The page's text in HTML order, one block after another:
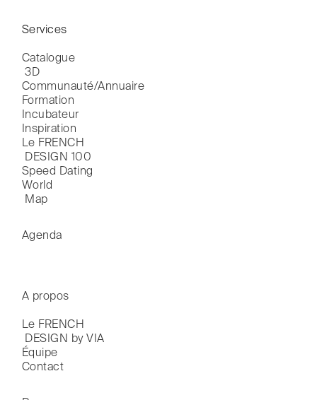
Services
Catalogue
3D
Communauté/Annuaire
Formation
Incubateur
Inspiration
Le FRENCH
DESIGN 100
Speed Dating
World
Map
Agenda
A propos
Le FRENCH
DESIGN by VIA
Équipe
Contact